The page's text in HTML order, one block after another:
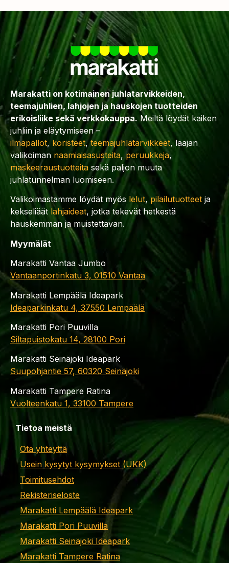
Marakatti on kotimainen juhlatarvikkeiden,
teemajuhlien, lahjojen ja hauskojen tuotteiden
erikoisliike sekä verkkokauppa. Meiltä löydät kaiken
juhliin ja eläytymiseen –
ilmapallot, koristeet,teemajuhlatarvikkeet, laajan
valikoiman naamiaisasusteita, peruukkeja,
maskeeraustuotteita sekä paljon muuta
juhlatunnelman luomiseen.
Valikoimastamme löydät myös lelut,pilailutuotteet ja
kekseliäät lahjaideat, jotka tekevät hetkestä
hauskemman ja muistettavan.
Myymälät
Marakatti Vantaa Jumbo
Vantaanportinkatu 3, 01510 Vantaa
Marakatti Lempäälä Ideapark
Ideaparkinkatu 4, 37550 Lempäälä
Marakatti Pori Puuvilla
Siltapuistokatu 14, 28100 Pori
Marakatti Seinäjoki Ideapark
Suupohjantie 57, 60320 Seinäjoki
Marakatti Tampere Ratina
Vuolteenkatu 1, 33100 Tampere
Tietoa meistä
Ota yhteyttä
Usein kysytyt kysymykset (UKK)
Toimitusehdot
Rekisteriseloste
Marakatti Lempäälä Ideapark
Marakatti Pori Puuvilla
Marakatti Seinäjoki Ideapark
Marakatti Tampere Ratina